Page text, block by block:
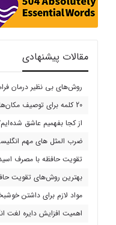
مقالات پیشنهادی
روش‌های بی نظیر درمان
20 کلمه برای توصیف مکان‌های دیدنی
از کجا بفهمیم عاشق
ضرب المثل های مهم
تقویت حافظه با مصرف
بهترین روش‌های تقویت
مواد لازم برای داشتن
اهمیت افزایش دایره لغت